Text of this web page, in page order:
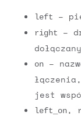
left –
right
–
dołączany
on–
jest
left_on,